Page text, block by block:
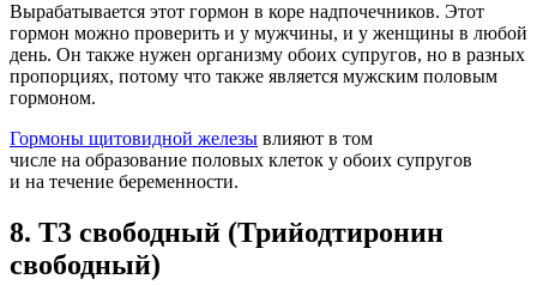
Вырабатывается этот гормон в коре надпочечников. Этот
гормон можно проверить и у мужчины, и у женщины в любой
день. Он также нужен организму обоих супругов, но в разных
пропорциях, потому что также является мужским половым
гормоном.
Гормоны щитовидной железы влияют в том
числе на образование половых клеток у обоих супругов
и на течение беременности.
8. Т3 свободный (Трийодтиронин
свободный)